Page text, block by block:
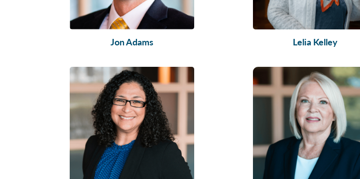
Jon Adams Lelia Kelley